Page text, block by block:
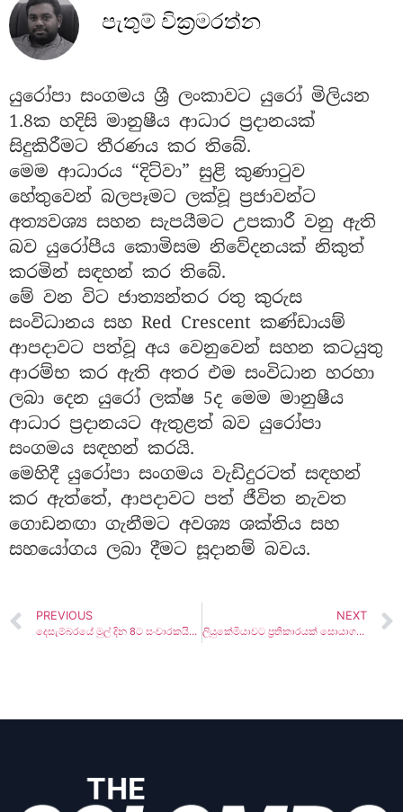
පැතුම් වික්‍රමරත්න
යුරෝපා සංගමය ශ්‍රී ලංකාවට යුරෝ මිලියන
1.8ක හදිසි මානුෂීය ආධාර ප්‍රදානයක්
සිදුකිරීමට තීරණය කර තිබේ.
මෙම ආධාරය “දිට්වා” සුළි කුණාටුව
හේතුවෙන් බලපෑමට ලක්වූ ප්‍රජාවන්ට
අත්‍යවශ්‍ය සහන සැපයීමට උපකාරී වනු ඇති
බව යුරෝපීය කොමිසම නිවේදනයක් නිකුත්
කරමින් සඳහන් කර තිබේ.
මේ වන විට ජාත්‍යන්තර රතු කුරුස
සංවිධානය සහ Red Crescent කණ්ඩායම්
ආපදාවට පත්වූ අය වෙනුවෙන් සහන කටයුතු
ආරම්භ කර ඇති අතර එම සංවිධාන හරහා
ලබා දෙන යුරෝ ලක්ෂ 5ද මෙම මානුෂීය
ආධාර ප්‍රදානයට ඇතුළත් බව යුරෝපා
සංගමය සඳහන් කරයි.
මෙහිදී යුරෝපා සංගමය වැඩිදුරටත් සඳහන්
කර ඇත්තේ, ආපදාවට පත් ජීවිත නැවත
ගොඩනඟා ගැනීමට අවශ්‍ය ශක්තිය සහ
සහයෝගය ලබා දීමට සූදානම් බවය.
PREVIOUS
දෙසැම්බරයේ මුල් දින 8ට සංචාරකයින් 50,000ක්!
NEXT
ලියුකේමියාවට ප්‍රතිකාරයක් සොයාගනී !